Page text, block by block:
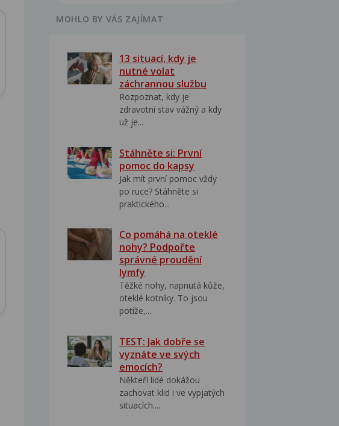
MOHLO BY VÁS ZAJÍMAT
13 situací, kdy je
nutné volat
záchrannou službu
Rozpoznat, kdy je
zdravotní stav vážný a kdy
už je...
Stáhněte si: První
pomoc do kapsy
Jak mít první pomoc vždy
po ruce? Stáhněte si
praktického...
Co pomáhá na oteklé
nohy? Podpořte
správné proudění
lymfy
Těžké nohy, napnutá kůže,
oteklé kotníky. To jsou
potíže,...
TEST: Jak dobře se
vyznáte ve svých
emocích?
Někteří lidé dokážou
zachovat klid i ve vypjatých
situacích....